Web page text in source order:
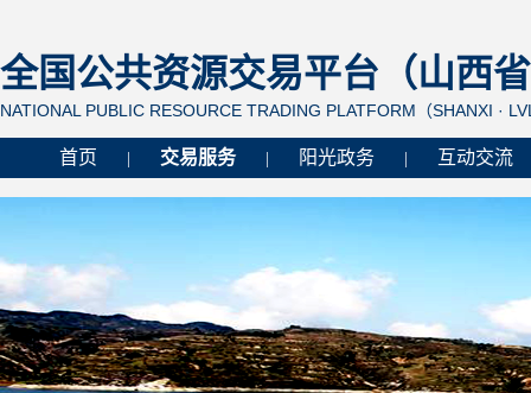
全国公共资源交易平台（山西
NATIONAL PUBLIC RESOURCE TRADING PLATFORM（SHANXI ·
首页 交易服务 阳光政务 互动交流